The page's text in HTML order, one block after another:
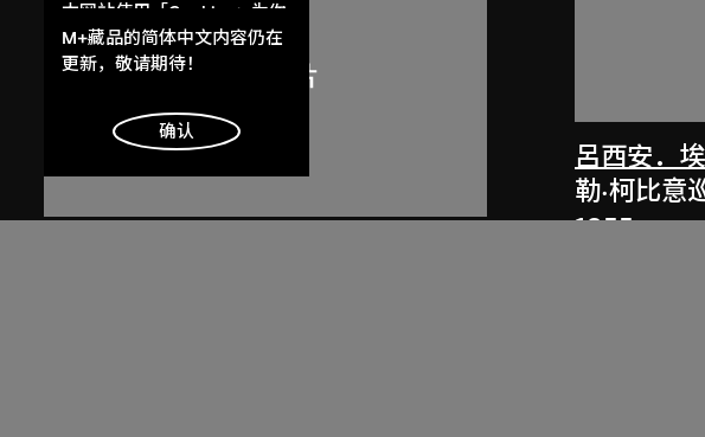
呂西安．
勒·柯比意
1955
本网站使用「Cookies」为你
提供最好的网站体验。
了解更多
明白
M+藏品的简体中文内容仍在
更新，敬请期待！
确认